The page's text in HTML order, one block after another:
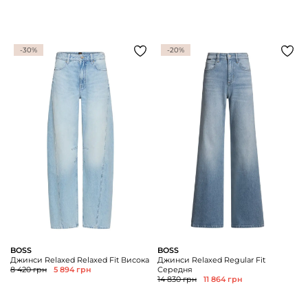
-30%
BOSS
Джинси Relaxed Relaxed Fit Висока
8 420 грн
5 894 грн
-20%
BOSS
Джинси Relaxed Regular Fit
Середня
14 830 грн
11 864 грн